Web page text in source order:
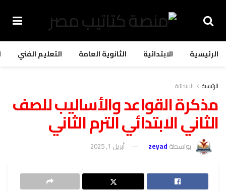
الرئيسية الابتدائية الثانوية العامة التعليم الفني
الرئيسية الابتدائية
مذكرة القواعد والأساليب للصف
الثاني الابتدائي الترم الثاني
بواسطة zeyad أبريل 1, 2025